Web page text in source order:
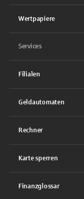
Wertpapiere
Services
Filialen
Geldautomaten
Rechner
Karte sperren
Finanzglossar